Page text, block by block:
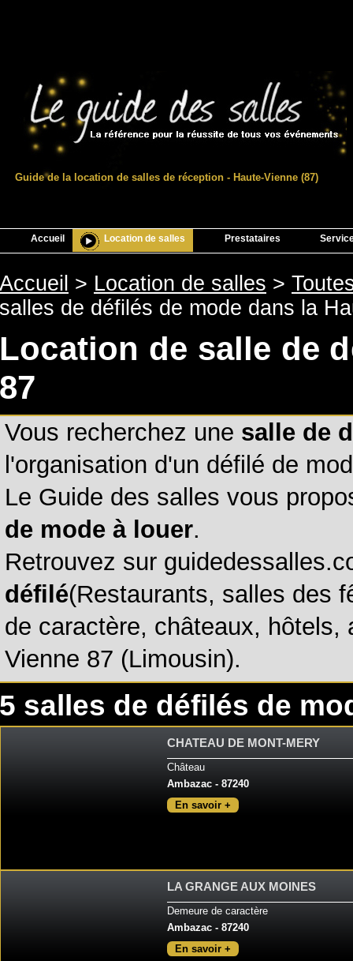
Guide de la location de salles de réception - Haute-Vienne (87)
Accueil Location de salles Prestataires
Accueil > Location de salles >
salles de défilés de mode dans la
Location de salle de
87
Vous recherchez une salle de
l'organisation d'un défilé de
Le Guide des salles vous
de mode à louer.
Retrouvez sur
défilé(Restaurants, salles des
de caractère, châteaux, hôtels,
Vienne 87 (Limousin).
5 salles de défilés de
CHATEAU DE MONT-MERY
Château
Ambazac - 87240
En savoir +
LA GRANGE AUX MOINES
Demeure de caractère
Ambazac - 87240
En savoir +